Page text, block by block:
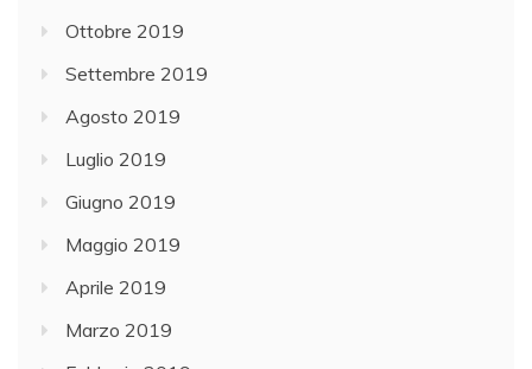
Ottobre 2019
Settembre 2019
Agosto 2019
Luglio 2019
Giugno 2019
Maggio 2019
Aprile 2019
Marzo 2019